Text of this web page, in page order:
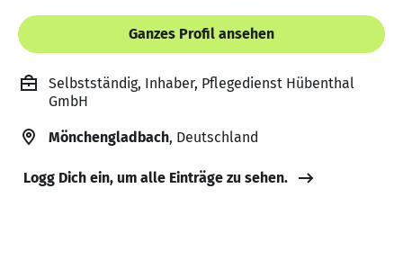
Ganzes Profil ansehen
Selbstständig, Inhaber, Pflegedienst Hübenthal
GmbH
Mönchengladbach, Deutschland
Logg Dich ein, um alle Einträge zu sehen.